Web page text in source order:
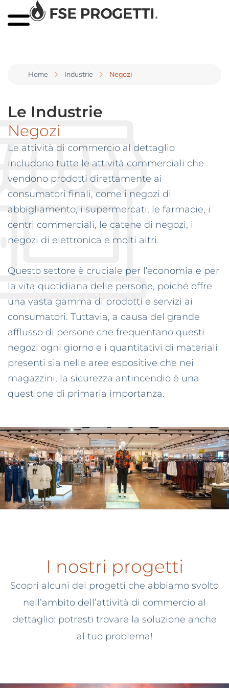
Home Industrie Negozi
Le Industrie
Negozi
Le attività di commercio al dettaglio
includono tutte le attività commerciali che
vendono prodotti direttamente ai
consumatori finali, come i negozi di
abbigliamento, i supermercati, le farmacie, i
centri commerciali, le catene di negozi, i
negozi di elettronica e molti altri.
Questo settore è cruciale per l’economia e per
la vita quotidiana delle persone, poiché offre
una vasta gamma di prodotti e servizi ai
consumatori. Tuttavia, a causa del grande
afflusso di persone che frequentano questi
negozi ogni giorno e i quantitativi di materiali
presenti sia nelle aree espositive che nei
magazzini, la sicurezza antincendio è una
questione di primaria importanza.
I nostri progetti
Scopri alcuni dei progetti che abbiamo svolto
nell’ambito dell’attività di commercio al
dettaglio: potresti trovare la soluzione anche
al tuo problema!